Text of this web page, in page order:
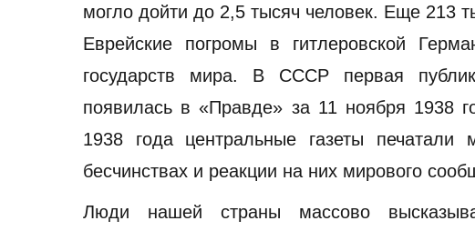
могло дойти до 2,5 тысяч человек. Еще 213
Еврейские погромы в гитлеровской
государств мира. В СССР первая
появилась в «Правде» за 11 ноября 1938
1938 года центральные газеты
бесчинствах и реакции на них мирового
Люди нашей страны массово